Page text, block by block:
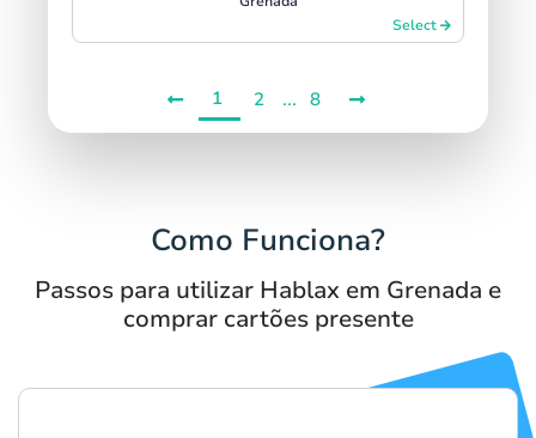
Select
1 2 ... 8
Como Funciona?
Passos para utilizar Hablax em Grenada e
comprar cartões presente